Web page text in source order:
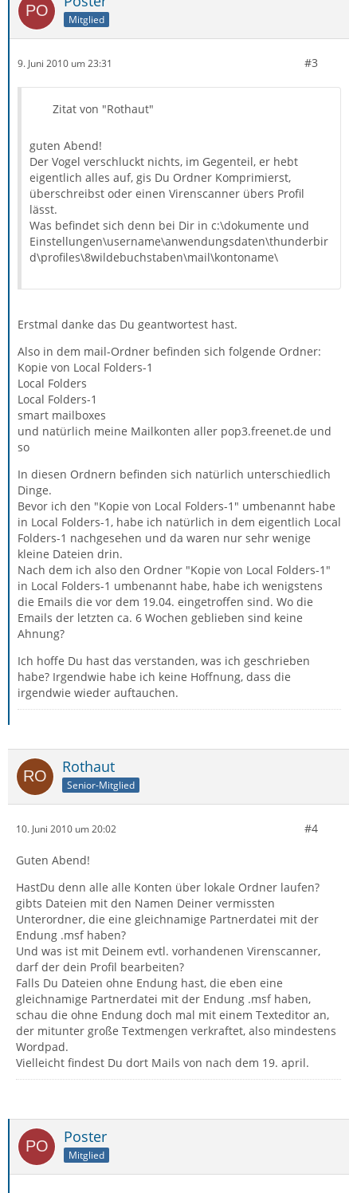
Mitglied
9. Juni 2010 um 23:31 #3
Zitat von "Rothaut"
guten Abend!
Der Vogel verschluckt nichts, im Gegenteil, er hebt
eigentlich alles auf, gis Du Ordner Komprimierst,
überschreibst oder einen Virenscanner übers Profil
lässt.
Was befindet sich denn bei Dir in c:\dokumente und
Einstellungen\username\anwendungsdaten\thunderbir
d\profiles\8wildebuchstaben\mail\kontoname\
Erstmal danke das Du geantwortest hast.
Also in dem mail-Ordner befinden sich folgende Ordner:
Kopie von Local Folders-1
Local Folders
Local Folders-1
smart mailboxes
und natürlich meine Mailkonten aller pop3.freenet.de und
so
In diesen Ordnern befinden sich natürlich unterschiedlich
Dinge.
Bevor ich den "Kopie von Local Folders-1" umbenannt habe
in Local Folders-1, habe ich natürlich in dem eigentlich Local
Folders-1 nachgesehen und da waren nur sehr wenige
kleine Dateien drin.
Nach dem ich also den Ordner "Kopie von Local Folders-1"
in Local Folders-1 umbenannt habe, habe ich wenigstens
die Emails die vor dem 19.04. eingetroffen sind. Wo die
Emails der letzten ca. 6 Wochen geblieben sind keine
Ahnung?
Ich hoffe Du hast das verstanden, was ich geschrieben
habe? Irgendwie habe ich keine Hoffnung, dass die
irgendwie wieder auftauchen.
Rothaut
Senior-Mitglied
10. Juni 2010 um 20:02 #4
Guten Abend!
HastDu denn alle alle Konten über lokale Ordner laufen?
gibts Dateien mit den Namen Deiner vermissten
Unterordner, die eine gleichnamige Partnerdatei mit der
Endung .msf haben?
Und was ist mit Deinem evtl. vorhandenen Virenscanner,
darf der dein Profil bearbeiten?
Falls Du Dateien ohne Endung hast, die eben eine
gleichnamige Partnerdatei mit der Endung .msf haben,
schau die ohne Endung doch mal mit einem Texteditor an,
der mitunter große Textmengen verkraftet, also mindestens
Wordpad.
Vielleicht findest Du dort Mails von nach dem 19. april.
Poster
Mitglied